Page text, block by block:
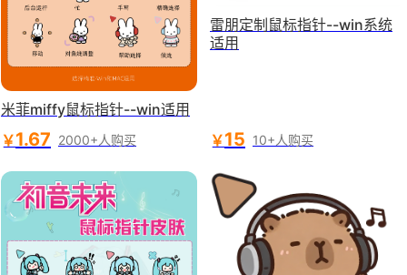
米菲miffy鼠标指针--win适用
￥1.67 2000+人购买
雷朋定制鼠标指针--win系统
适用
￥15 10+人购买